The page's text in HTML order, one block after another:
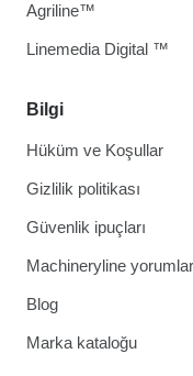
Bilgi
Hüküm ve Koşullar
Gizlilik politikası
Güvenlik ipuçları
Machineryline
Blog
Marka kataloğu
Agriline™
Linemedia Digital ™